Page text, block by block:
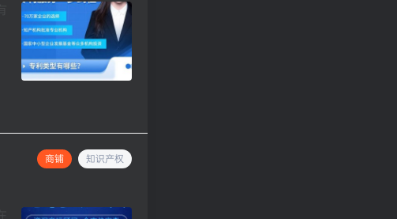
商铺 知识产权